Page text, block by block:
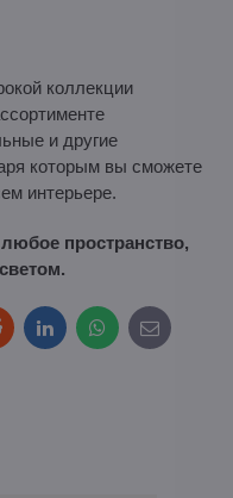
коллекции
и другие
которым вы сможете
интерьере.
пространство,
LinkedInWhatsApp
E-
mail